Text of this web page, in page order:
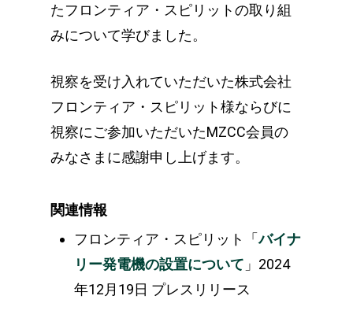
たフロンティア・スピリットの取り組
みについて学びました。
視察を受け入れていただいた株式会社
フロンティア・スピリット様ならびに
視察にご参加いただいたMZCC会員の
みなさまに感謝申し上げます。
関連情報
フロンティア・スピリット「バイナ
リー発電機の設置について 」2024
年12月19日 プレスリリース